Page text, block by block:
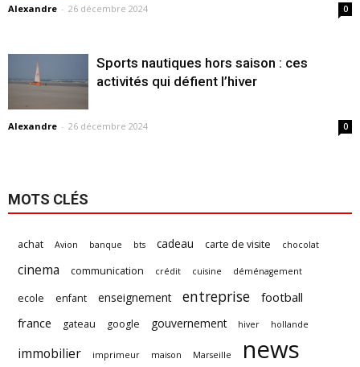
Alexandre - 26 décembre 2024 0
Sports nautiques hors saison : ces
activités qui défient l’hiver
Alexandre - 26 décembre 2024 0
MOTS CLÉS
achat Avion banque bts cadeau carte de visite chocolat
cinema communication crédit cuisine déménagement
ecole enfant enseignement entreprise
football
france
gateau google gouvernement hiver hollande
immobilier imprimeur maison Marseille news